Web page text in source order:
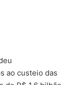
ao custeio das